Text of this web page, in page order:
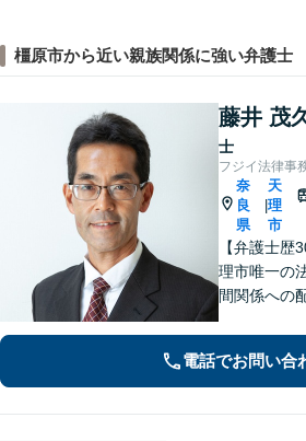
橿原市から近い親族関係に強い弁護士
藤井 茂
士
フジイ法律事
奈
良
県
天
理
市
【弁護士歴
理市唯一の
間関係への
法書士・不
わる問題を
電話でお問い合